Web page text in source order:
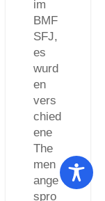
im
BMF
SFJ,
es
wurd
en
vers
chied
ene
The
men
ange
spro